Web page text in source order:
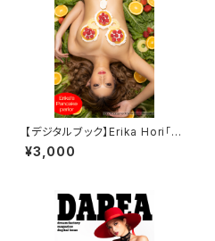
【デジタルブック】Erika Hori「Er
ika's Pancake Parlor」DARE
A dream factory magazine
¥3,000